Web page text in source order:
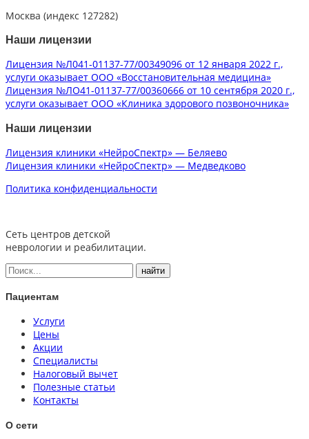
Москва (индекс 127282)
Наши лицензии
Лицензия №Л041-01137-77/00349096 от 12 января 2022 г.,
услуги оказывает ООО «Восстановительная медицина»
Лицензия №ЛО41-01137-77/00360666 от 10 сентября 2020 г.,
услуги оказывает ООО «Клиника здорового позвоночника»
Наши лицензии
Лицензия клиники «НейроСпектр» — Беляево
Лицензия клиники «НейроСпектр» — Медведково
Политика конфиденциальности
Сеть центров детской
неврологии и реабилитации.
Пациентам
Услуги
Цены
Акции
Специалисты
Налоговый вычет
Полезные статьи
Контакты
О сети